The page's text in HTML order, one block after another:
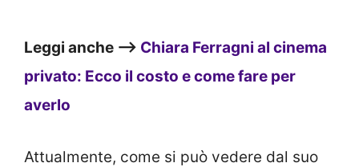
Leggi anche –> Chiara Ferragni al cinema
privato: Ecco il costo e come fare per
averlo
Attualmente, come si può vedere dal suo